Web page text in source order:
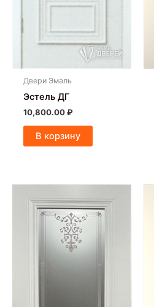
Двери Эмаль
Эстель ДГ
10,800.00₽
В корзину